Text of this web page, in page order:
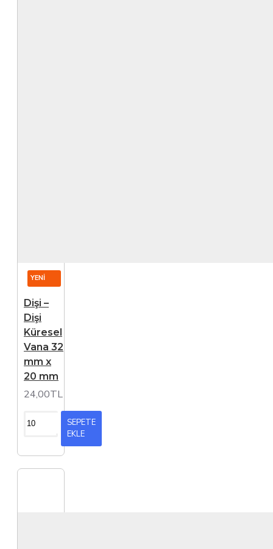
YENI
Dişi –
Dişi
Küresel
Vana 32
mm x
20 mm
24,00TL
SEPETE
EKLE